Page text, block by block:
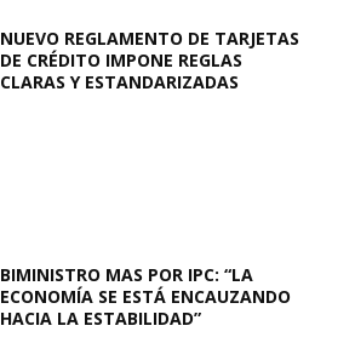
NUEVO REGLAMENTO DE TARJETAS
DE CRÉDITO IMPONE REGLAS
CLARAS Y ESTANDARIZADAS
BIMINISTRO MAS POR IPC: “LA
ECONOMÍA SE ESTÁ ENCAUZANDO
HACIA LA ESTABILIDAD”